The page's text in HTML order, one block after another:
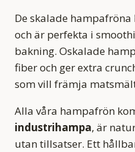
De skalade
och är perfekta i
bakning. Oskalade
fiber och ger extra
som vill främja
Alla våra hampafrön
industrihampa, är
utan tillsatser. Ett